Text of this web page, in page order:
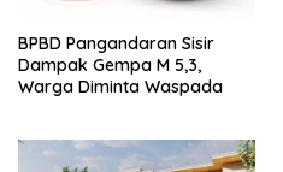
BPBD Pangandaran Sisir
Dampak Gempa M 5,3,
Warga Diminta Waspada